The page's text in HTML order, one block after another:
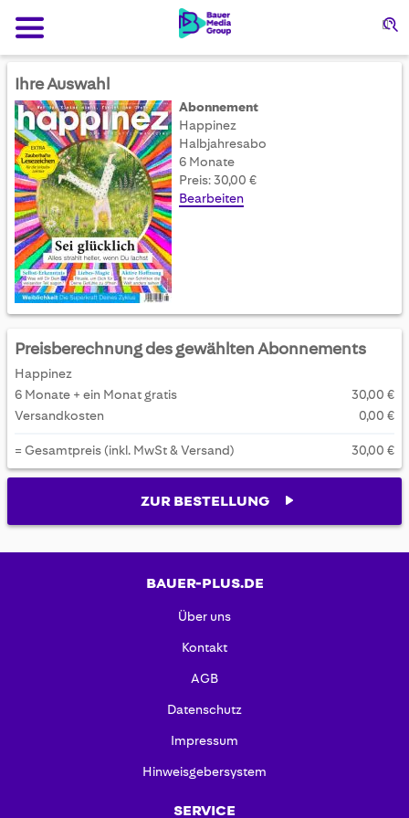
Ihre Auswahl
Abonnement
Happinez
Halbjahresabo
6 Monate
Preis: 30,00 €
Bearbeiten
Preisberechnung des gewählten Abonnements
Happinez
6 Monate + ein Monat gratis
30,00 €
Versandkosten
0,00 €
= Gesamtpreis (inkl. MwSt & Versand) 30,00 €
ZUR BESTELLUNG
BAUER-PLUS.DE
Über uns
Kontakt
AGB
Datenschutz
Impressum
Hinweisgebersystem
SERVICE